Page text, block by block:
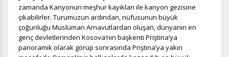
zamanda Kanyonun meşhur kayıkları ile kanyon gezisine
çıkabilirler. Turumuzun ardından, nüfusunun büyük
çoğunluğu Müslüman Arnavutlardan oluşan, dünyanın en
genç devletlerinden Kosova’nın başkenti Priştina’ya
panoramik olarak görüp sonrasında Priştina’ya yakın